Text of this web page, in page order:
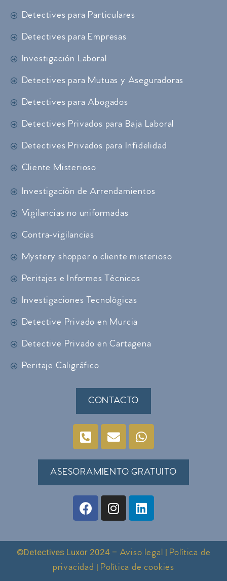
Detectives para Particulares
Detectives para Empresas
Investigación Laboral
Detectives para Mutuas y Aseguradoras
Detectives para Abogados
Detectives Privados para Baja Laboral
Detectives Privados para Infidelidad
Cliente Misterioso
Investigación de Arrendamientos
Vigilancias no uniformadas
Contra-vigilancias
Mystery shopper o cliente misterioso
Peritajes e Informes Técnicos
Investigaciones Tecnológicas
Detective Privado en Murcia
Detective Privado en Cartagena
Peritaje Caligráfico
CONTACTO
ASESORAMIENTO GRATUITO
©Detectives Luxor 2024 – Aviso legal | Política de
privacidad | Política de cookies